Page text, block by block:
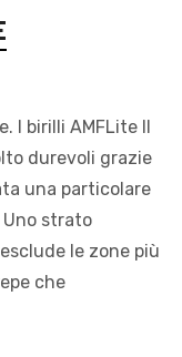
I birilli AMFLite II
durevoli grazie
una particolare
strato
le zone più
che